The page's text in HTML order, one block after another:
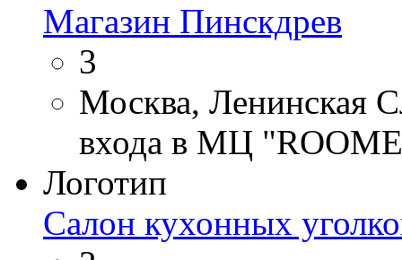
Магазин Пинскдрев
3
Москва, Ленинская
входа в МЦ
Логотип
Салон кухонных